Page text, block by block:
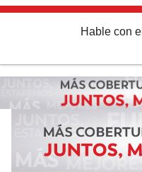
Hable con el